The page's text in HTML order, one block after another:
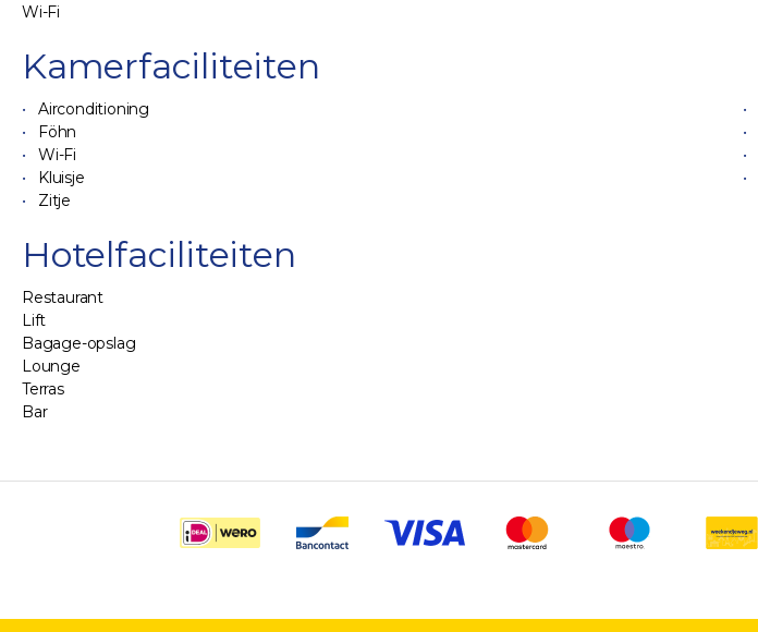
Wi-Fi
Kamerfaciliteiten
Airconditioning
Föhn
Wi-Fi
Kluisje
Zitje
Hotelfaciliteiten
Restaurant
Lift
Bagage-opslag
Lounge
Terras
Bar